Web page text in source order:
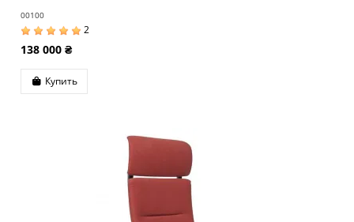
00100
2
138 000 ₴
Купить